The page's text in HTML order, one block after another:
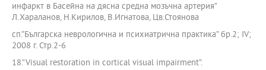
инфаркт в Басейна на дясна средна мозъчна артерия”
Л.Хараланов, Н.Кирилов, В.Игнатова, Цв.Стоянова
сп.”Българска неврологична и психиатрична практика” бр.2; IV;
2008 г. Стр.2-6
18.”Visual restoration in cortical visual impairment”.